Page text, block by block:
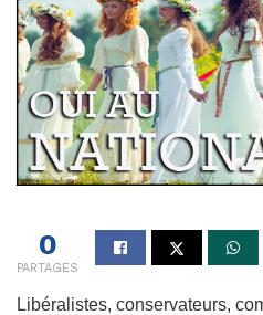
0
PARTAGES
Libéralistes, conservateurs,